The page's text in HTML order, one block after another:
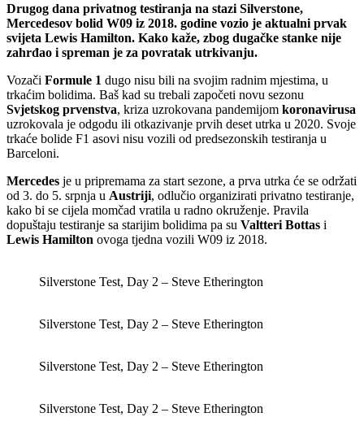
Drugog dana privatnog testiranja na stazi Silverstone,
Mercedesov bolid W09 iz 2018. godine vozio je aktualni prvak
svijeta Lewis Hamilton. Kako kaže, zbog dugačke stanke nije
zahrđao i spreman je za povratak utrkivanju.
Vozači Formule 1 dugo nisu bili na svojim radnim mjestima, u
trkaćim bolidima. Baš kad su trebali započeti novu sezonu
Svjetskog prvenstva, kriza uzrokovana pandemijom koronavirusa
uzrokovala je odgodu ili otkazivanje prvih deset utrka u 2020. Svoje
trkaće bolide F1 asovi nisu vozili od predsezonskih testiranja u
Barceloni.
Mercedes je u pripremama za start sezone, a prva utrka će se održati
od 3. do 5. srpnja u Austriji, odlučio organizirati privatno testiranje,
kako bi se cijela momčad vratila u radno okruženje. Pravila
dopuštaju testiranje sa starijim bolidima pa su Valtteri Bottas i
Lewis Hamilton ovoga tjedna vozili W09 iz 2018.
Silverstone Test, Day 2 – Steve Etherington
Silverstone Test, Day 2 – Steve Etherington
Silverstone Test, Day 2 – Steve Etherington
Silverstone Test, Day 2 – Steve Etherington